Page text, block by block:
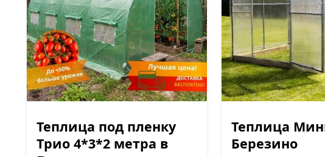
Теплица под пленку
Трио 4*3*2 метра в
Теплица
Березино